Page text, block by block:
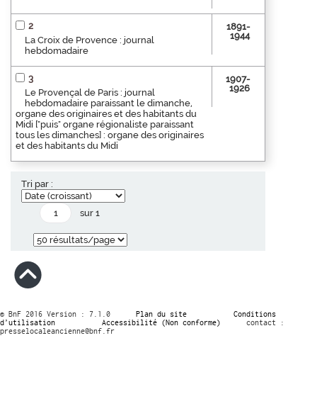
2
La Croix de Provence : journal
hebdomadaire
1891-
1944
3
Le Provençal de Paris : journal
hebdomadaire paraissant le dimanche,
organe des originaires et des habitants du
Midi ["puis" organe régionaliste paraissant
tous les dimanches] : organe des originaires
et des habitants du Midi
1907-
1926
Tri par :
sur 1
© BnF 2016 Version : 7.1.0 Plan du site
Conditions
d’utilisation
Accessibilité (Non conforme)
contact :
presselocaleancienne@bnf.fr